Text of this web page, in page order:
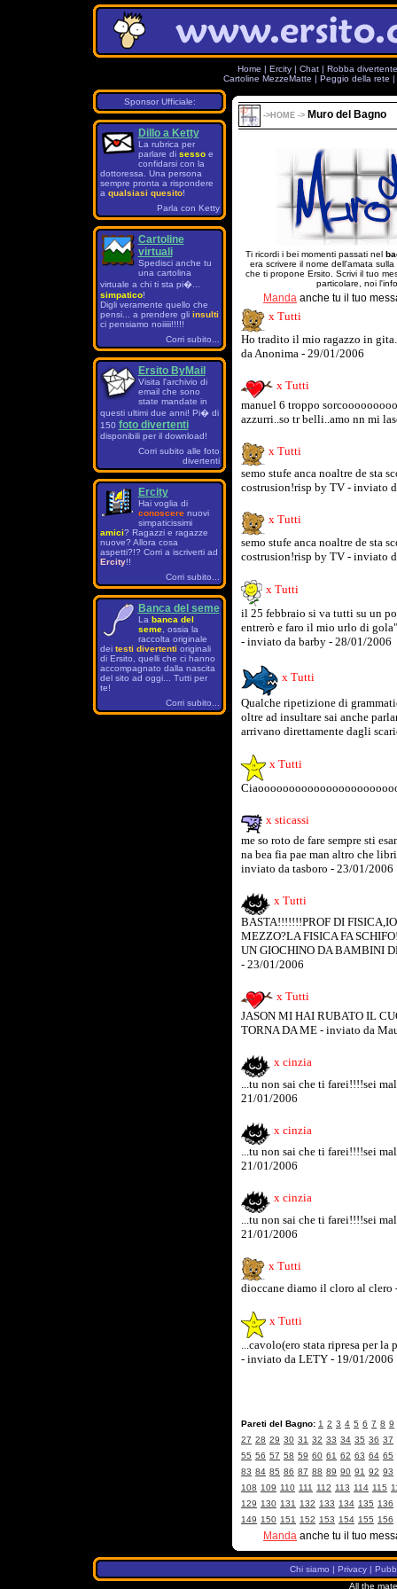
Home | Ercity | Chat | Robba
Cartoline MezzeMatte | Peggio della rete |
Sponsor Ufficiale:
Dillo a Ketty
La rubrica per
parlare di sessoe
confidarsi con la
dottoressa. Una persona
sempre pronta a rispondere
a qualsiasi quesito!
Parla con Ketty
Cartoline
virtuali
Spedisci anche tu
una cartolina
virtuale a chi ti sta pi�...
simpatico!
Digli veramente quello che
pensi... a prendere gli insulti
ci pensiamo noiiiii!!!!!
Corri subito...
Ersito ByMail
Visita l'archivio di
email che sono
state mandate in
questi ultimi due anni! Pi� di
150 foto divertenti
disponibili per il download!
Corri subito alle foto
divertenti
Ercity
Hai voglia di
conoscerenuovi
simpaticissimi
amici? Ragazzi e ragazze
nuove? Allora cosa
aspetti?!? Corri a iscriverti ad
Ercity!!
Corri subito...
Banca del seme
La banca del
seme, ossia la
raccolta originale
dei testi divertenti originali
di Ersito, quelli che ci hanno
accompagnato dalla nascita
del sito ad oggi... Tutti per
te!
Corri subito...
-> HOME -> Muro del Bagno
Ti ricordi i bei momenti passati nel
era scrivere il nome dell'amata sulla
che ti propone Ersito. Scrivi il tuo
particolare, noi
Manda anche tu il tuo
x Tutti
Ho tradito il mio ragazzo in
da Anonima - 29/01/2006
x Tutti
manuel 6 troppo
azzurri..so tr belli..amo nn mi
x Tutti
semo stufe anca noaltre de sta
costrusion!risp by TV - inviato
x Tutti
semo stufe anca noaltre de sta
costrusion!risp by TV - inviato
x Tutti
il 25 febbraio si va tutti su un
entrerò e faro il mio urlo di
- inviato da barby - 28/01/2006
x Tutti
Qualche ripetizione di
oltre ad insultare sai anche
arrivano direttamente dagli
x Tutti
x sticassi
me so roto de fare sempre sti
na bea fia pae man altro che
inviato da tasboro - 23/01/2006
x Tutti
BASTA!!!!!!!PROF DI
MEZZO?LA FISICA FA
UN GIOCHINO DA BAMBINI
- 23/01/2006
x Tutti
JASON MI HAI RUBATO IL
TORNA DA ME - inviato da
x cinzia
...tu non sai che ti farei!!!!sei
21/01/2006
x cinzia
...tu non sai che ti farei!!!!sei
21/01/2006
x cinzia
...tu non sai che ti farei!!!!sei
21/01/2006
x Tutti
dioccane diamo il cloro al
x Tutti
...cavolo(ero stata ripresa per la
- inviato da LETY - 19/01/2006
Pareti del Bagno: 1 2 3 4 5 6 7 8 9
27 28 29 30 31 32 33 34 35 36 37
55 56 57 58 59 60 61 62 63 64 65
83 84 85 86 87 88 89 90 91 92 93
108 109 110 111 112 113 114 115
129 130 131 132 133 134 135 136
149 150 151 152 153 154 155 156
Manda anche tu il tuo
Chi siamo | Privacy |
All the